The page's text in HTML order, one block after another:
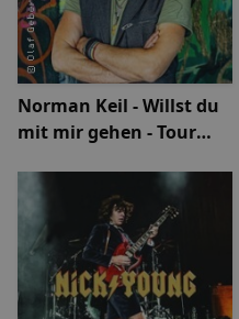
Norman Keil - Willst du
mit mir gehen - Tour